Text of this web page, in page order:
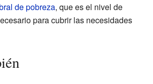
de pobreza, que es el nivel de
para cubrir las necesidades